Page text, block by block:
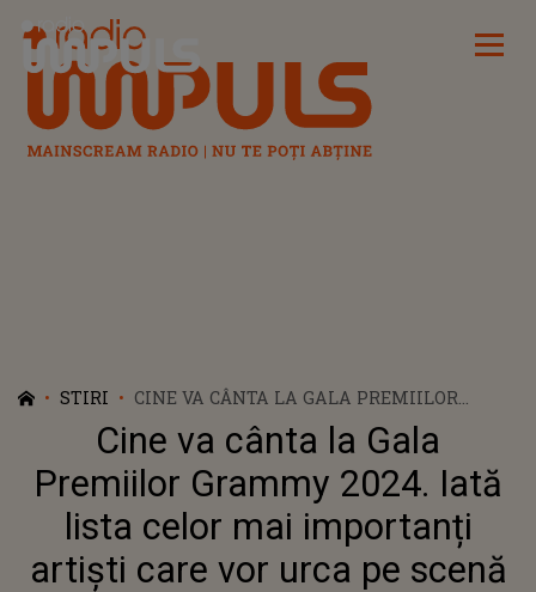
Radio Impuls
STIRI
CINE VA CÂNTA LA GALA PREMIILOR
GRAMMY 2024. IATĂ LISTA CELOR MAI
IMPORTANȚI ARTIȘTI CARE VOR URCA PE
SCENĂ
Cine va cânta la Gala
Premiilor Grammy 2024. Iată
lista celor mai importanți
artiști care vor urca pe scenă